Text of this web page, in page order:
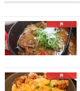
丼
丼